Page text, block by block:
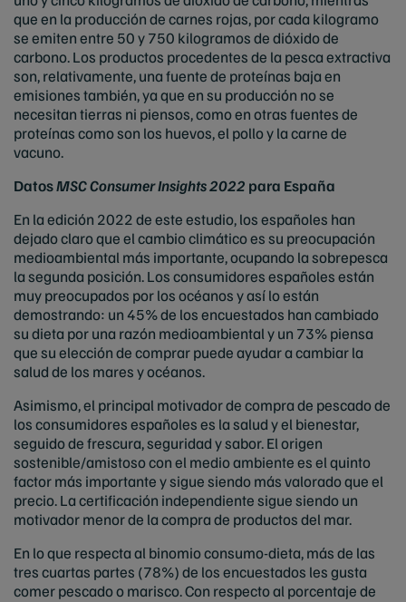
que en la producción de carnes rojas, por cada kilogramo
se emiten entre 50 y 750 kilogramos de dióxido de
carbono. Los productos procedentes de la pesca extractiva
son, relativamente, una fuente de proteínas baja en
emisiones también, ya que en su producción no se
necesitan tierras ni piensos, como en otras fuentes de
proteínas como son los huevos, el pollo y la carne de
vacuno.
DatosMSC Consumer Insights 2022 para España
En la edición 2022 de este estudio, los españoles han
dejado claro que el cambio climático es su preocupación
medioambiental más importante, ocupando la sobrepesca
la segunda posición. Los consumidores españoles están
muy preocupados por los océanos y así lo están
demostrando: un 45% de los encuestados han cambiado
su dieta por una razón medioambiental y un 73% piensa
que su elección de comprar puede ayudar a cambiar la
salud de los mares y océanos.
Asimismo, el principal motivador de compra de pescado de
los consumidores españoles es la salud y el bienestar,
seguido de frescura, seguridad y sabor. El origen
sostenible/amistoso con el medio ambiente es el quinto
factor más importante y sigue siendo más valorado que el
precio. La certificación independiente sigue siendo un
motivador menor de la compra de productos del mar.
En lo que respecta al binomio consumo-dieta, más de las
tres cuartas partes (78%) de los encuestados les gusta
comer pescado o marisco. Con respecto al porcentaje de